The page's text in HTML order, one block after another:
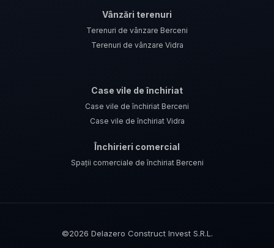
Vânzări terenuri
Terenuri de vânzare Berceni
Terenuri de vânzare Vidra
Case vile de închiriat
Case vile de închiriat Berceni
Case vile de închiriat Vidra
Închirieri comercial
Spații comerciale de închiriat Berceni
©2026 Delazero Construct Invest S.R.L.